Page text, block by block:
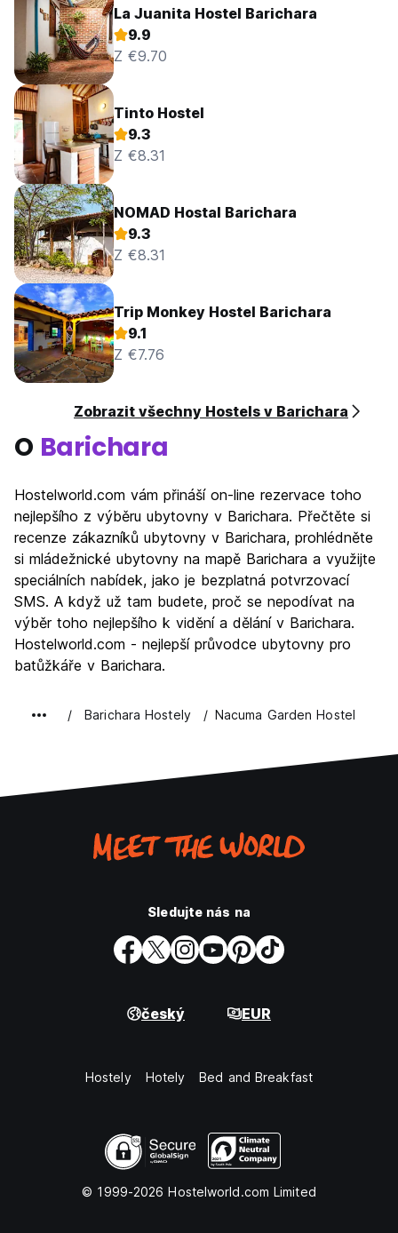
La Juanita Hostel Barichara
9.9
Z €9.70
Tinto Hostel
9.3
Z €8.31
NOMAD Hostal Barichara
9.3
Z €8.31
Trip Monkey Hostel Barichara
9.1
Z €7.76
Zobrazit všechny Hostels v Barichara
O Barichara
Hostelworld.com vám přináší on-line rezervace toho
nejlepšího z výběru ubytovny v Barichara. Přečtěte si
recenze zákazníků ubytovny v Barichara, prohlédněte
si mládežnické ubytovny na mapě Barichara a využijte
speciálních nabídek, jako je bezplatná potvrzovací
SMS. A když už tam budete, proč se nepodívat na
výběr toho nejlepšího k vidění a dělání v Barichara.
Hostelworld.com - nejlepší průvodce ubytovny pro
batůžkáře v Barichara.
Barichara Hostely Nacuma Garden Hostel
Sledujte nás na
český EUR
Hostely Hotely Bed and Breakfast
© 1999-2026 Hostelworld.com Limited